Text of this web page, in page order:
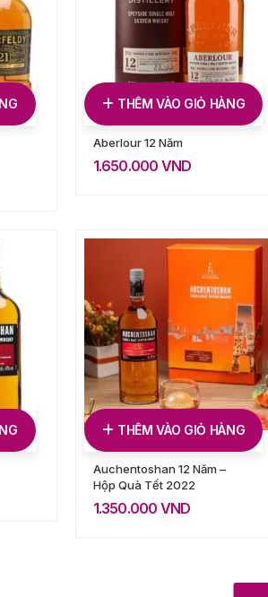
THÊM VÀO GIỎ HÀNG
Aberlour 12 Năm
1.650.000 VND
THÊM VÀO GIỎ HÀNG
Auchentoshan 12 Năm –
Hộp Quà Tết 2022
1.350.000 VND